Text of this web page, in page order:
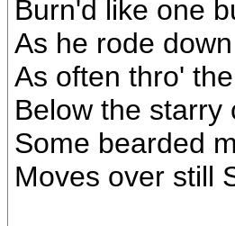
Burn'd like one
As he rode
As often thro'
Below the starry
Some bearded
Moves over still